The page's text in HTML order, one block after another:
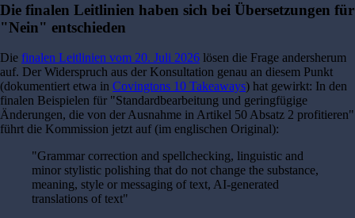
Die finalen Leitlinien haben sich bei Übersetzungen für
"Nein" entschieden
Die finalen Leitlinien vom 20. Juli 2026 lösen die Frage andersherum
auf. Der Widerspruch aus der Konsultation genau an diesem Punkt
(dokumentiert etwa in Covingtons 10 Takeaways) hat gewirkt: In den
finalen Beispielen für "Standardbearbeitung und geringfügige
Änderungen, die von der Ausnahme in Artikel 50 Absatz 2 profitieren"
führt die Kommission jetzt auf (im englischen Original):
"Grammar correction and spellchecking, linguistic and
minor stylistic polishing that do not change the substance,
meaning, style or messaging of text, AI-generated
translations of text"